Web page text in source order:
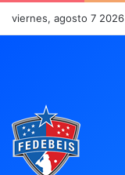
viernes, agosto 7 2026